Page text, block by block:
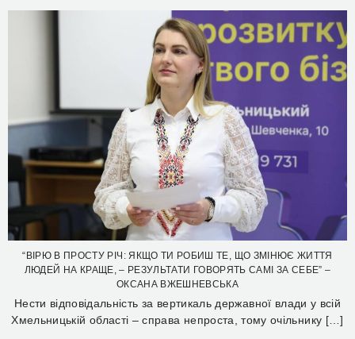
“ВІРЮ В ПРОСТУ РІЧ: ЯКЩО ТИ РОБИШ ТЕ, ЩО ЗМІНЮЄ ЖИТТЯ
ЛЮДЕЙ НА КРАЩЕ, – РЕЗУЛЬТАТИ ГОВОРЯТЬ САМІ ЗА СЕБЕ” –
ОКСАНА ВЖЕШНЕВСЬКА
Нести відповідальність за вертикаль державної влади у всій
Хмельницькій області – справа непроста, тому очільнику […]